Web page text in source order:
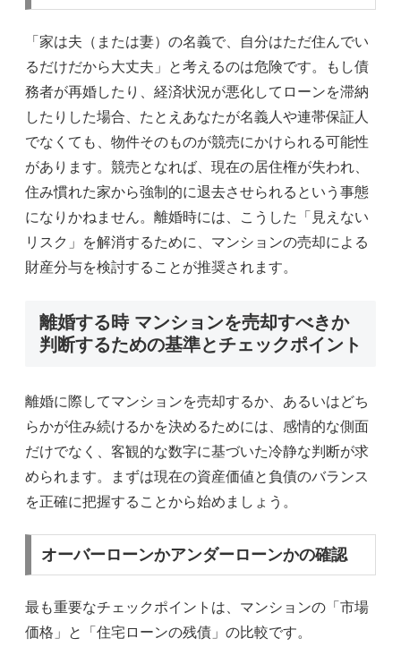
「家は夫（または妻）の名義で、自分はただ住んでい
るだけだから大丈夫」と考えるのは危険です。もし債
務者が再婚したり、経済状況が悪化してローンを滞納
したりした場合、たとえあなたが名義人や連帯保証人
でなくても、物件そのものが競売にかけられる可能性
があります。競売となれば、現在の居住権が失われ、
住み慣れた家から強制的に退去させられるという事態
になりかねません。離婚時には、こうした「見えない
リスク」を解消するために、マンションの売却による
財産分与を検討することが推奨されます。
離婚する時 マンションを売却すべきか
判断するための基準とチェックポイント
離婚に際してマンションを売却するか、あるいはどち
らかが住み続けるかを決めるためには、感情的な側面
だけでなく、客観的な数字に基づいた冷静な判断が求
められます。まずは現在の資産価値と負債のバランス
を正確に把握することから始めましょう。
オーバーローンかアンダーローンかの確認
最も重要なチェックポイントは、マンションの「市場
価格」と「住宅ローンの残債」の比較です。